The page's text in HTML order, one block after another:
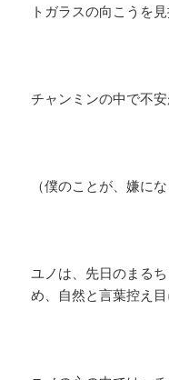
トガラスの向こうを
チャンミンの中で不
（僕のことが、嫌に
ユノは、先日のまる
め、自然と言葉控え